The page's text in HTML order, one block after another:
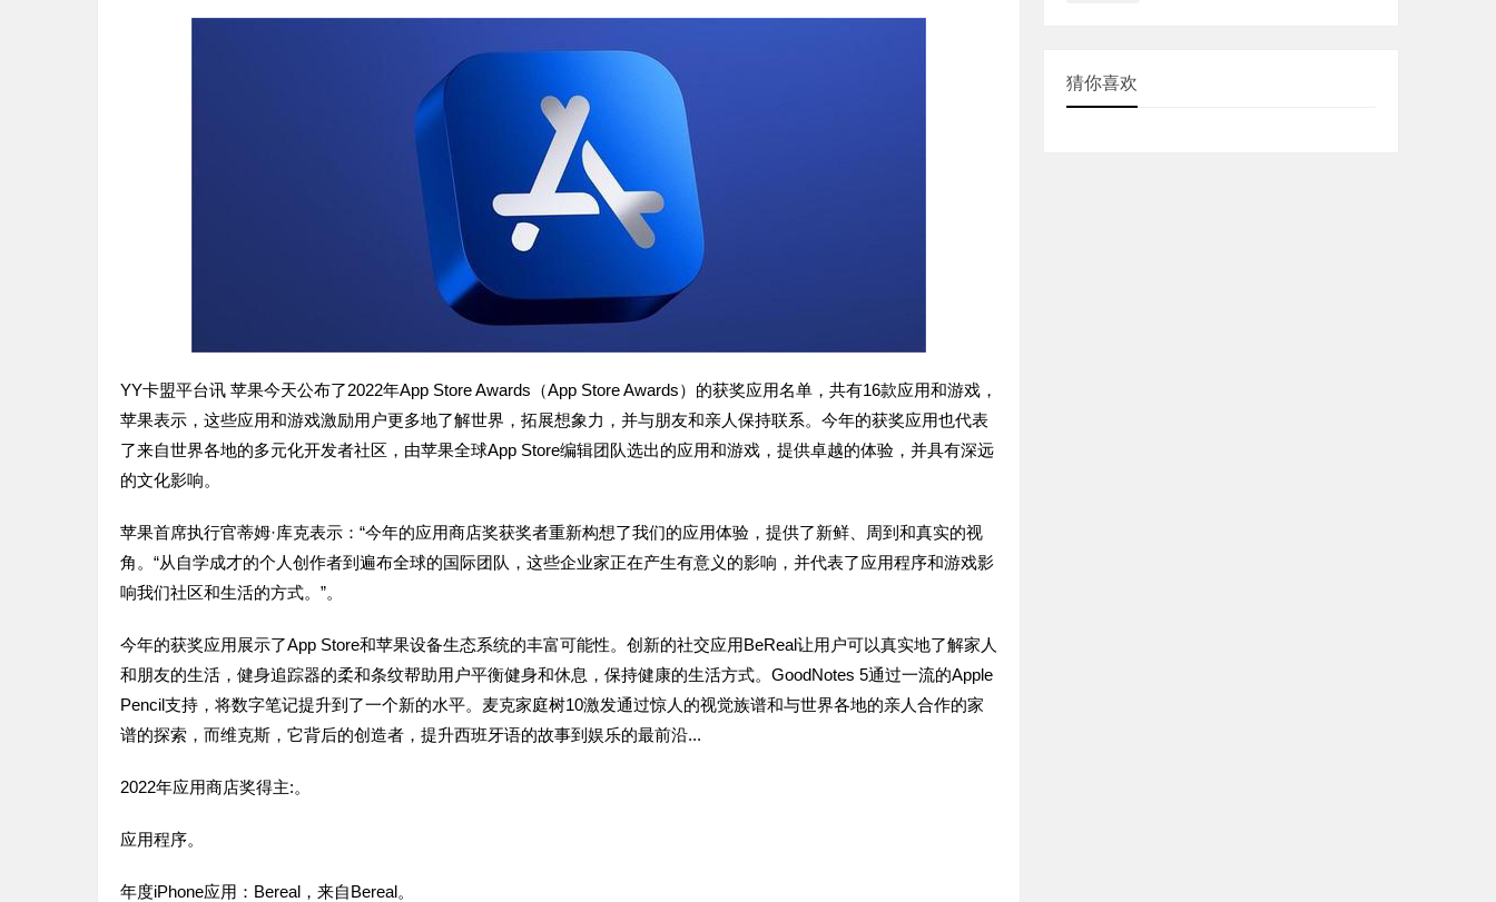
YY卡盟平台讯 苹果今天公布了2022年App Store Awards（App Store Awards）的获奖应用名单，共有16款应用和游戏，
苹果表示，这些应用和游戏激励用户更多地了解世界，拓展想象力，并与朋友和亲人保持联系。今年的获奖应用也代表
了来自世界各地的多元化开发者社区，由苹果全球App Store编辑团队选出的应用和游戏，提供卓越的体验，并具有深远
的文化影响。
苹果首席执行官蒂姆·库克表示：“今年的应用商店奖获奖者重新构想了我们的应用体验，提供了新鲜、周到和真实的视
角。“从自学成才的个人创作者到遍布全球的国际团队，这些企业家正在产生有意义的影响，并代表了应用程序和游戏影
响我们社区和生活的方式。”。
今年的获奖应用展示了App Store和苹果设备生态系统的丰富可能性。创新的社交应用BeReal让用户可以真实地了解家人
和朋友的生活，健身追踪器的柔和条纹帮助用户平衡健身和休息，保持健康的生活方式。GoodNotes 5通过一流的Apple
Pencil支持，将数字笔记提升到了一个新的水平。麦克家庭树10激发通过惊人的视觉族谱和与世界各地的亲人合作的家
谱的探索，而维克斯，它背后的创造者，提升西班牙语的故事到娱乐的最前沿...
2022年应用商店奖得主:。
应用程序。
年度iPhone应用：Bereal，来自Bereal。
猜你喜欢